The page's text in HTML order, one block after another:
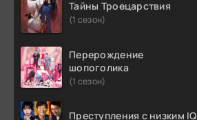
Тайны Троецарствия
(1 сезон)
Перерождение
шопоголика
(1 сезон)
Преступления с низким IQ